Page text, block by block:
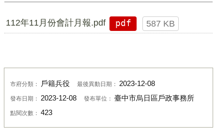
112年11月份會計月報.pdf pdf 587 KB
市府分類： 戶籍兵役 最後異動日期： 2023-12-08
發布日期： 2023-12-08 發布單位： 臺中市烏日區戶政事務所
點閱次數： 423